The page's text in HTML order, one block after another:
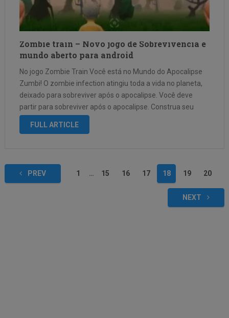
Zombie train – Novo jogo de Sobrevivencia e
mundo aberto para android
No jogo Zombie Train Você está no Mundo do Apocalipse
Zumbi! O zombie infection atingiu toda a vida no planeta,
deixado para sobreviver após o apocalipse. Você deve
partir para sobreviver após o apocalipse. Construa seu
abrigo, equipamentos, armas e muito mais para sobreviver
FULL ARTICLE
PREV 1 … 15 16 17 18 19 20
NEXT